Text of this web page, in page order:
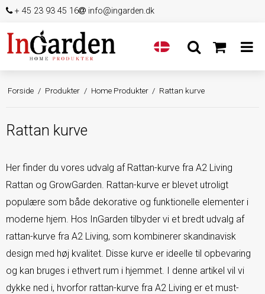
+ 45 23 93 45 16 info@ingarden.dk
Forside / Produkter / Home Produkter / Rattan kurve
Rattan kurve
Her finder du vores udvalg af Rattan-kurve fra A2 Living
Rattan og GrowGarden. Rattan-kurve er blevet utroligt
populære som både dekorative og funktionelle elementer i
moderne hjem. Hos InGarden tilbyder vi et bredt udvalg af
rattan-kurve fra A2 Living, som kombinerer skandinavisk
design med høj kvalitet. Disse kurve er ideelle til opbevaring
og kan bruges i ethvert rum i hjemmet. I denne artikel vil vi
dykke ned i, hvorfor rattan-kurve fra A2 Living er et must-